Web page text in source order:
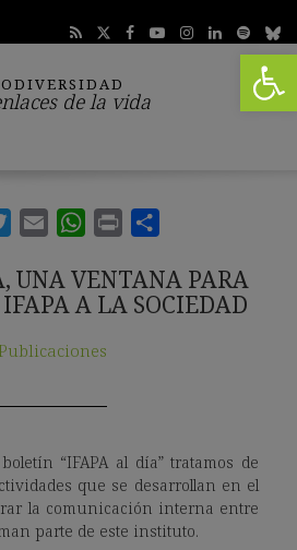
Abrir
de la vida
UNA VENTANA PARA
A LA SOCIEDAD
Publicaciones
“IFAPA al día” tratamos de
que se desarrollan en el
la comunicación interna entre
parte de este instituto.